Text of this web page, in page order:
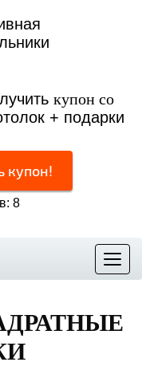
купон со
+ подарки
купон!
8
Меню